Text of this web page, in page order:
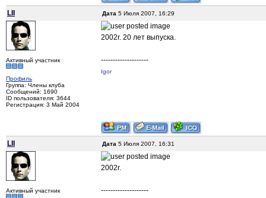
LII Дата 5 Июля 2007, 16:29
Активный участник
Профиль
Группа: Члены клуба
Сообщений: 1690
ID пользователя: 3644
Регистрация: 3 Май 2004
2002г. 20 лет выпуска.
--------------------
Igor
LII Дата 5 Июля 2007, 16:31
Активный участник
2002г.
--------------------